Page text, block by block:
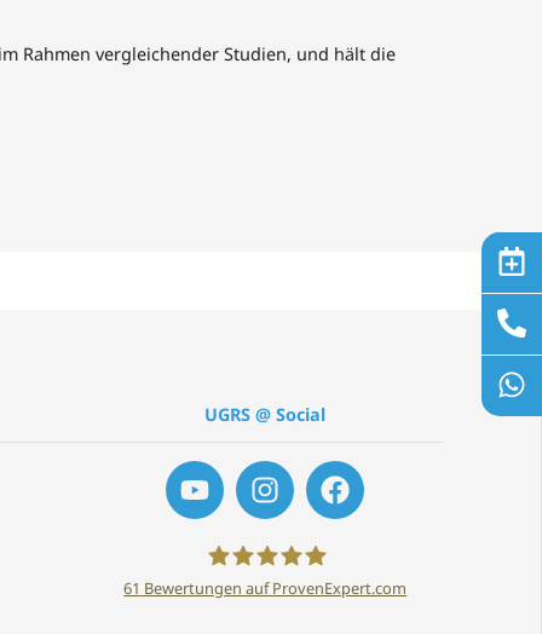
Rahmen vergleichender Studien, und hält die
UGRS @ Social
61 Bewertungen auf ProvenExpert.com